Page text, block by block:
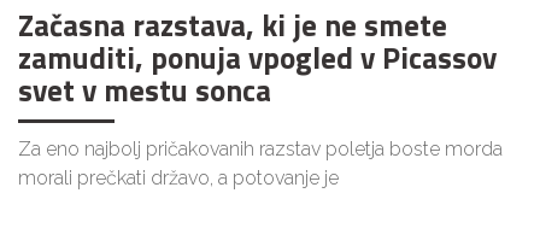
Začasna razstava, ki je ne smete
zamuditi, ponuja vpogled v Picassov
svet v mestu sonca
Za eno najbolj pričakovanih razstav poletja boste morda
morali prečkati državo, a potovanje je